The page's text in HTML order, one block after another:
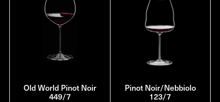
Old World Pinot Noir
449/7
Pinot Noir/Nebbiolo
123/7